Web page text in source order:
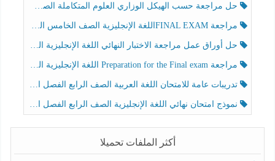
حل مراجعة حسب الهيكل الوزاري العلوم المتكاملة الصف الخامس عام الفصل الثالث
مراجعة FINAL EXAMاللغة الإنجليزية الصف الخامس الفصل الثالث
حل أوراق عمل مراجعة الاختبار النهائي اللغة الإنجليزية الصف الرابع الفصل الثالث
مراجعة Preparation for the Final exam اللغة الإنجليزية الصف الرابع الفصل الثالث
تدريبات عامة للامتحان اللغة العربية الصف الرابع الفصل الثالث
نموذج امتحان نهائي اللغة الإنجليزية الصف الرابع الفصل الثالث
أكثر الملفات تحميلا